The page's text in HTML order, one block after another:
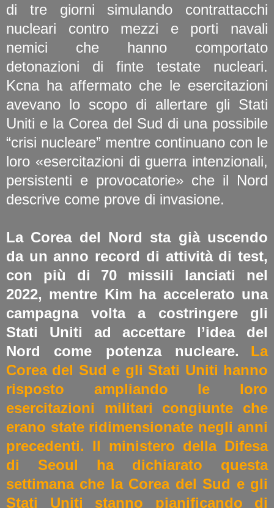
di tre giorni simulando contrattacchi
nucleari contro mezzi e porti navali
nemici che hanno comportato
detonazioni di finte testate nucleari.
Kcna ha affermato che le esercitazioni
avevano lo scopo di allertare gli Stati
Uniti e la Corea del Sud di una possibile
“crisi nucleare” mentre continuano con le
loro «esercitazioni di guerra intenzionali,
persistenti e provocatorie» che il Nord
descrive come prove di invasione.
La Corea del Nord sta già uscendo
da un anno record di attività di test,
con più di 70 missili lanciati nel
2022, mentre Kim ha accelerato una
campagna volta a costringere gli
Stati Uniti ad accettare l’idea del
Nord come potenza nucleare.
La
Corea del Sud e gli Stati Uniti hanno
risposto ampliando le loro
esercitazioni militari congiunte che
erano state ridimensionate negli anni
precedenti. Il ministero della Difesa
di Seoul ha dichiarato questa
settimana che la Corea del Sud e gli
Stati Uniti stanno pianificando di